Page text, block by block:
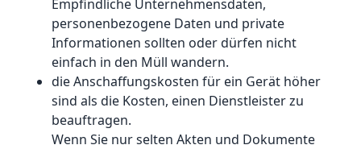
Empfindliche Unternehmensdaten,
personenbezogene Daten und private
Informationen sollten oder dürfen nicht
einfach in den Müll wandern.
die Anschaffungskosten für ein Gerät höher
sind als die Kosten, einen Dienstleister zu
beauftragen.
Wenn Sie nur selten Akten und Dokumente